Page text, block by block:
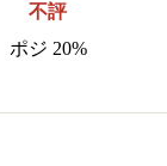
不評
ポジ 20%